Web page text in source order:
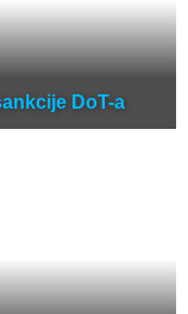
DoT-a